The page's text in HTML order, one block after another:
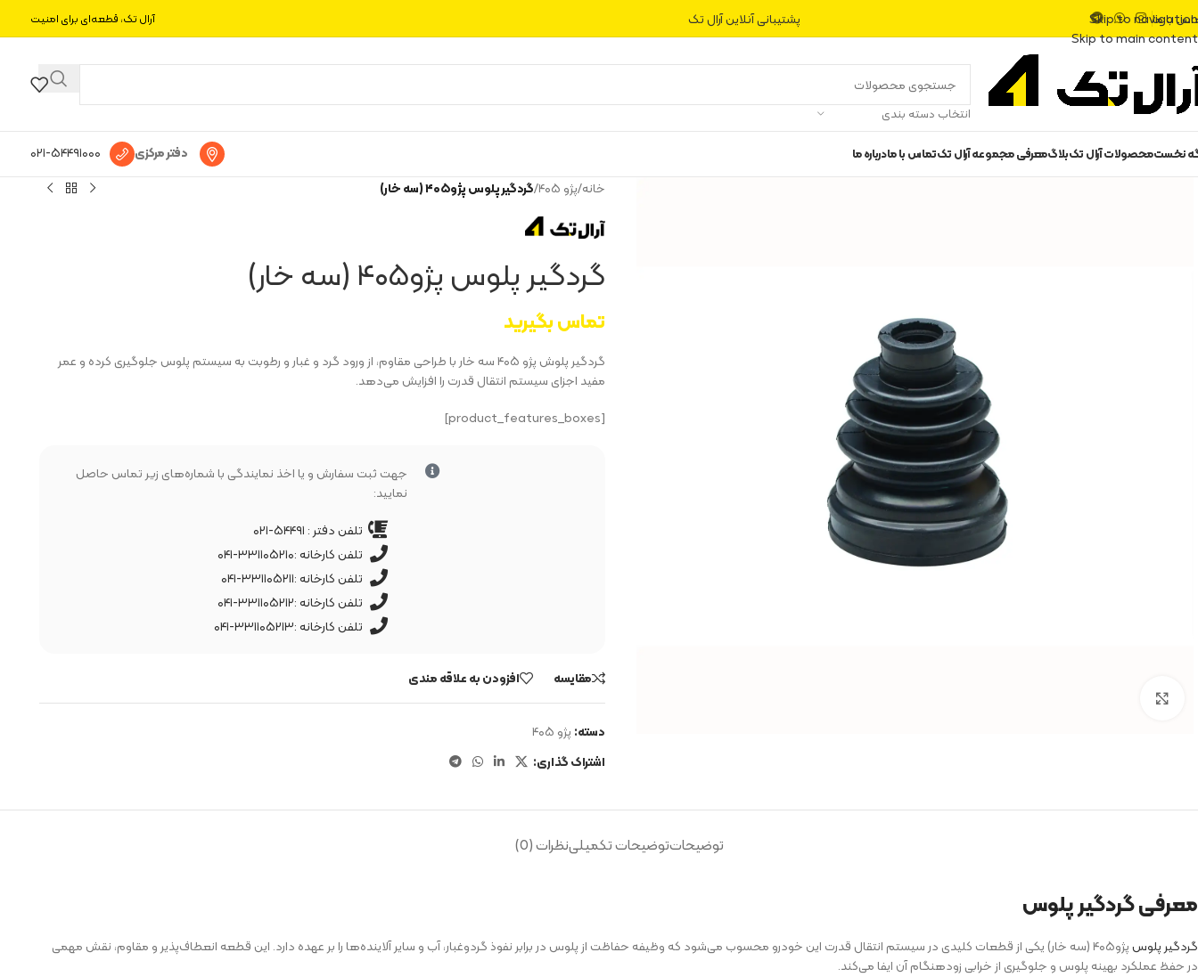
Skip to navigation
Skip to main content
با ما پشتیبانی آنلاین آرال تک آرال تک، قطعه‌ای برای امنیت
انتخاب دسته بندی
نخستمحصولات آرال تکبلاگمعرفی مجموعه آرال تکتماس با مادرباره ما دفتر مرکزی ۰۲۱-۵۴۴۹۱۰۰۰
خانه/پژو ۴۰۵ /گردگیر پلوس پژو۴۰۵ (سه خار)
گردگیر پلوس پژو۴۰۵ (سه خار)
تماس بگیرید
گردگیر پلوش پژو ۴۰۵ سه خار با طراحی مقاوم، از ورود گرد و غبار و رطوبت به سیستم پلوس جلوگیری کرده و عمر
مفید اجزای سیستم انتقال قدرت را افزایش می‌دهد.
[product_features_boxes]
جهت ثبت سفارش و یا اخذ نمایندگی با شماره‌های زیر تماس حاصل
نمایید:
تلفن دفتر : ۵۴۴۹۱-۰۲۱
تلفن کارخانه :۳۳۱۱۰۵۲۱۰-۰۴۱
تلفن کارخانه :۳۳۱۱۰۵۲۱۱-۰۴۱
تلفن کارخانه :۳۳۱۱۰۵۲۱۲-۰۴۱
تلفن کارخانه :۳۳۱۱۰۵۲۱۳-۰۴۱
مقایسه افزودن به علاقه مندی
دسته: پژو ۴۰۵
اشتراک گذاری:
توضیحاتتوضیحات تکمیلینظرات (0)
معرفی گردگیر پلوس
گردگیر پلوس
پژو۴۰۵ (سه خار) یکی از قطعات کلیدی در سیستم انتقال قدرت این خودرو محسوب می‌شود که وظیفه حفاظت از پلوس در برابر نفوذ گردوغبار، آب و سایر آلاینده‌ها را بر عهده دارد. این قطعه انعطاف‌پذیر و مقاوم، نقش مهمی
در حفظ عملکرد بهینه پلوس و جلوگیری از خرابی زودهنگام آن ایفا می‌کند.